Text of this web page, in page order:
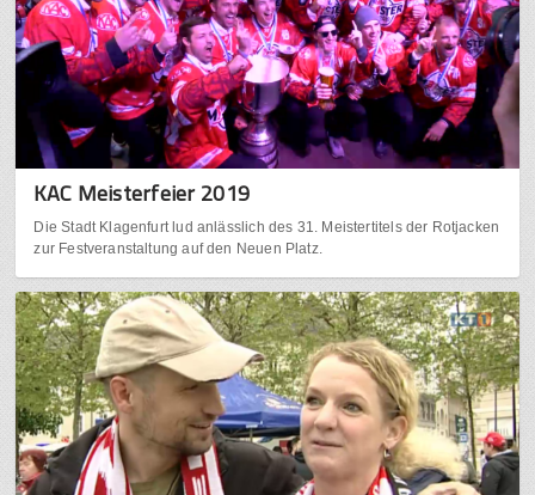
KAC Meisterfeier 2019
Die Stadt Klagenfurt lud anlässlich des 31. Meistertitels der Rotjacken
zur Festveranstaltung auf den Neuen Platz.